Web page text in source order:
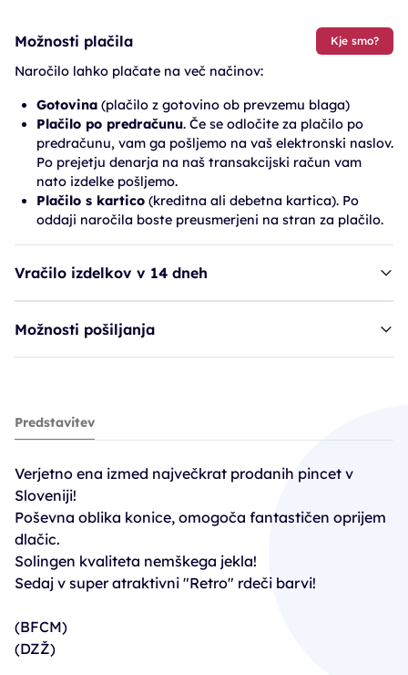
Možnosti plačila Kje smo?
Naročilo lahko plačate na več načinov:
Gotovina (plačilo z gotovino ob prevzemu blaga)
Plačilo po predračunu. Če se odločite za plačilo po
predračunu, vam ga pošljemo na vaš elektronski naslov.
Po prejetju denarja na naš transakcijski račun vam
nato izdelke pošljemo.
Plačilo s kartico (kreditna ali debetna kartica). Po
oddaji naročila boste preusmerjeni na stran za plačilo.
Vračilo izdelkov v 14 dneh
Možnosti pošiljanja
pinceta NIP poševna - Retro Red
9,89€
10,99€
Predstavitev
Verjetno ena izmed največkrat prodanih pincet v
Sloveniji!
Poševna oblika konice, omogoča fantastičen oprijem
dlačic.
Solingen kvaliteta nemškega jekla!
Sedaj v super atraktivni "Retro" rdeči barvi!
(BFCM)
(DZŽ)